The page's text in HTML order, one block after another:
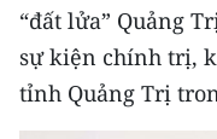
MUA BÁO
ĐỌC BÁO IN
“đất lửa” Quảng
sự kiện chính trị,
tỉnh Quảng Trị